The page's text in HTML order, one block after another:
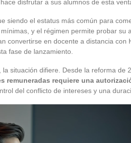
disfrutar a sus alumnos de esta
siendo el estatus más común para
y el régimen permite probar su
convertirse en docente a distancia con
fase de lanzamiento.
situación difiere. Desde la reforma de
remuneradas requiere una
del conflicto de intereses y una